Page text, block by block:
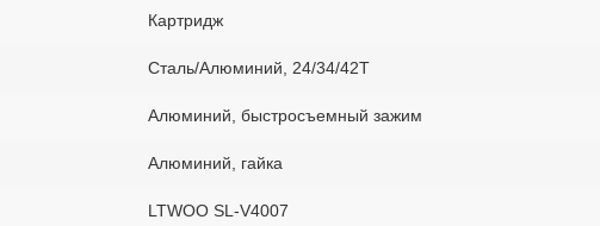
Картридж
Сталь/Алюминий, 24/34/42Т
Алюминий, быстросъемный зажим
Алюминий, гайка
LTWOO SL-V4007